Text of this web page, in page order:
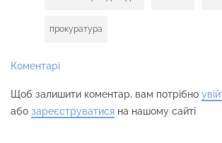
прокуратура
Коментарі
Щоб залишити коментар, вам потрібно
або зареєструватися на нашому сайті